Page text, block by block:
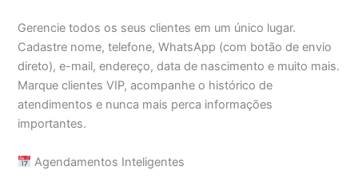
Gerencie todos os seus clientes em um único lugar.
Cadastre nome, telefone, WhatsApp (com botão de envio
direto), e-mail, endereço, data de nascimento e muito mais.
Marque clientes VIP, acompanhe o histórico de
atendimentos e nunca mais perca informações
importantes.
Agendamentos Inteligentes